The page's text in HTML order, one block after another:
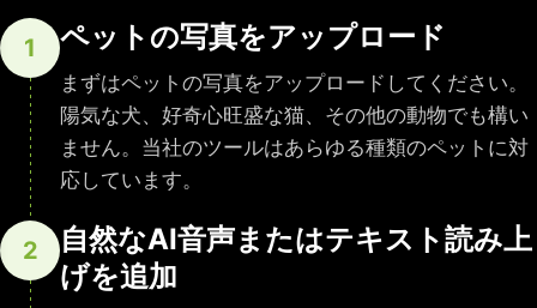
1 ペットの写真をアップロード
まずはペットの写真をアップロードしてください。
陽気な犬、好奇心旺盛な猫、その他の動物でも構い
ません。当社のツールはあらゆる種類のペットに対
応しています。
2
自然なAI音声またはテキスト読み上
げを追加